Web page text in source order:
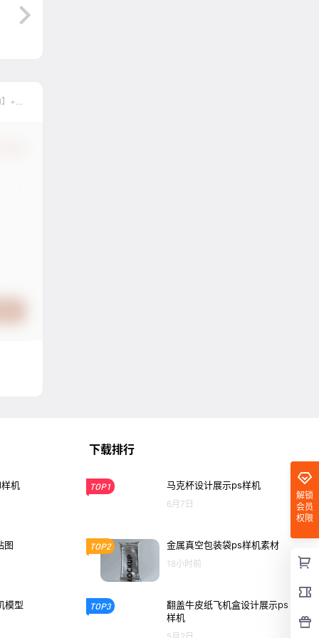
+
解锁
会员
权限
机
图
模型
下载排行
TOP1 马克杯设计展示ps样机
6月7日
TOP2 金属真空包装袋ps样机素材
18小时前
TOP3
翻盖牛皮纸飞机盒设计展示ps
样机